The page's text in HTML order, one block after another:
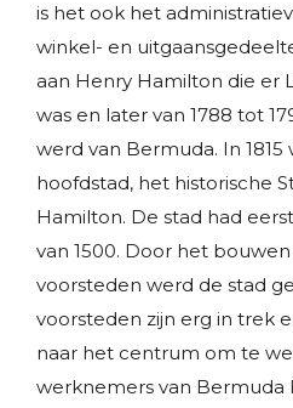
is het ook het
winkel- en
aan Henry Hamilton die er
was en later van 1788 tot
werd van Bermuda. In
hoofdstad, het historische
Hamilton. De stad had
van 1500. Door het
voorsteden werd de stad
voorsteden zijn erg in trek
naar het centrum om te
werknemers van Bermuda